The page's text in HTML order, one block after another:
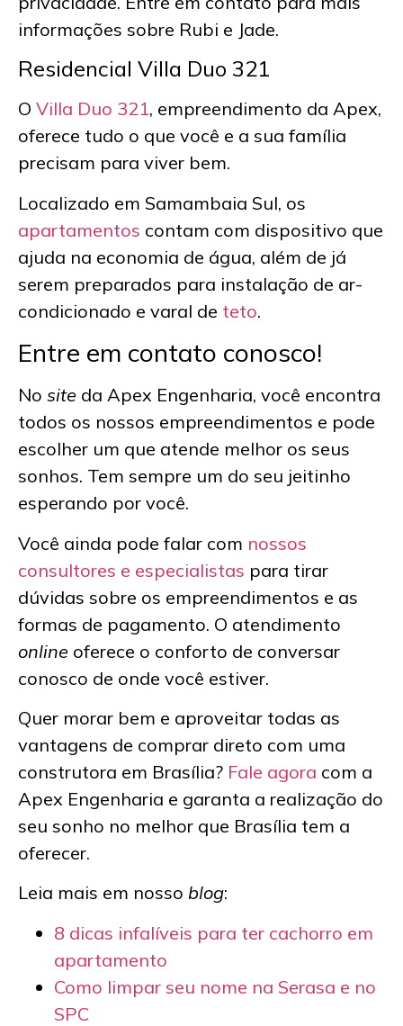
informações sobre Rubi e Jade.
Residencial Villa Duo 321
O Villa Duo 321, empreendimento da Apex,
oferece tudo o que você e a sua família
precisam para viver bem.
Localizado em Samambaia Sul, os
apartamentos contam com dispositivo que
ajuda na economia de água, além de já
serem preparados para instalação de ar-
condicionado e varal de teto.
Entre em contato conosco!
No site da Apex Engenharia, você encontra
todos os nossos empreendimentos e pode
escolher um que atende melhor os seus
sonhos. Tem sempre um do seu jeitinho
esperando por você.
Você ainda pode falar com nossos
consultores e especialistas para tirar
dúvidas sobre os empreendimentos e as
formas de pagamento. O atendimento
online oferece o conforto de conversar
conosco de onde você estiver.
Quer morar bem e aproveitar todas as
vantagens de comprar direto com uma
construtora em Brasília? Fale agora com a
Apex Engenharia e garanta a realização do
seu sonho no melhor que Brasília tem a
oferecer.
Leia mais em nosso blog:
8 dicas infalíveis para ter cachorro em
apartamento
Como limpar seu nome na Serasa e no
SPC